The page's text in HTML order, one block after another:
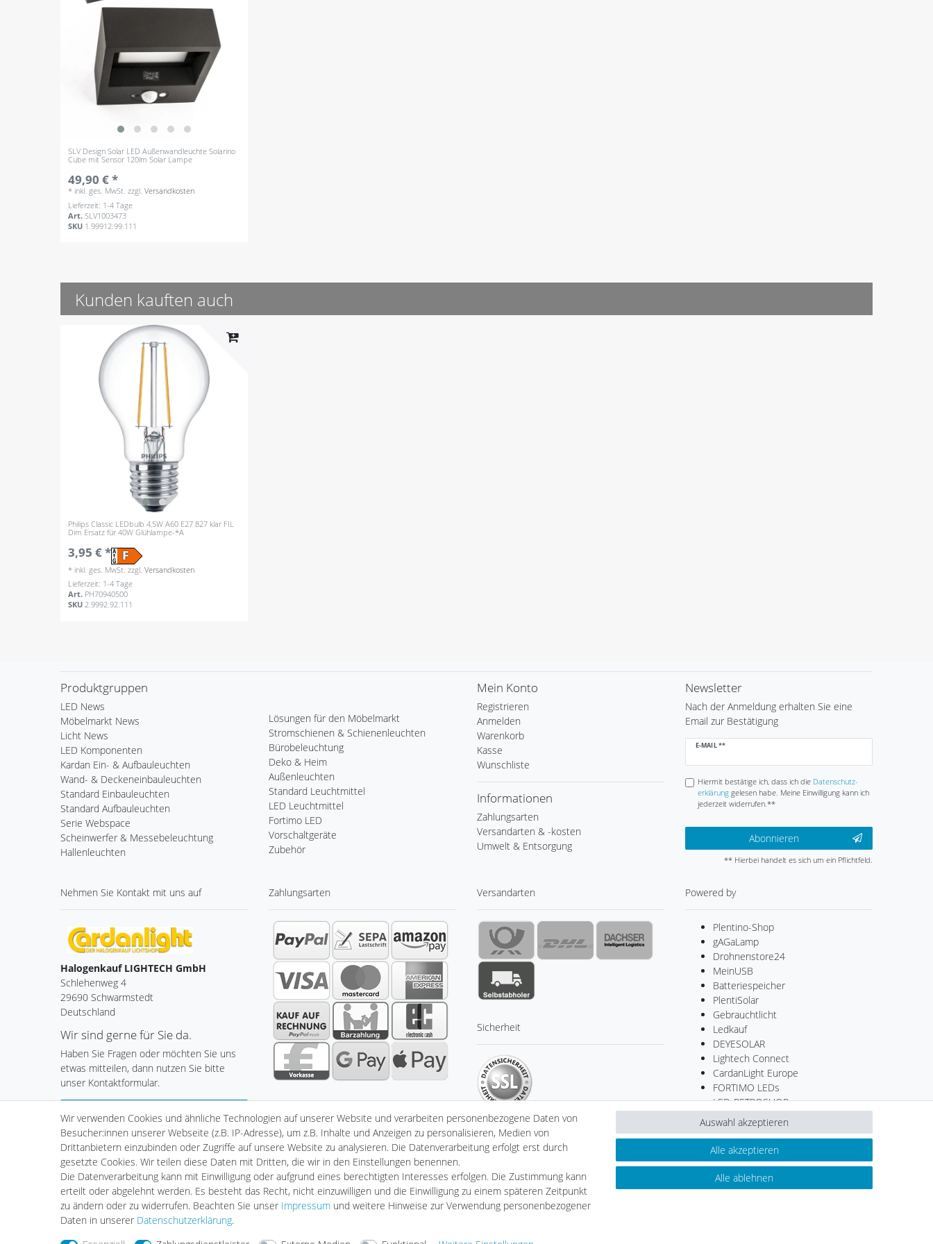
SLV Design Solar LED Außenwandleuchte Solarino
Cube mit Sensor 120lm Solar Lampe
49,90 € *
* inkl. ges. MwSt. zzgl.Versandkosten
Lieferzeit: 1-4 Tage
Art.SLV1003473
SKU 1.99912.99.111
Kunden kauften auch
Philips Classic LEDbulb 4,5W A60 E27 827 klar FIL
Dim Ersatz für 40W Glühlampe-*A
3,95 € *
* inkl. ges. MwSt. zzgl.Versandkosten
Lieferzeit: 1-4 Tage
Art. PH70940500
SKU2.9992.92.111
Produktgruppen
LED News
Möbelmarkt News
Licht News
LED Komponenten
Kardan Ein- & Aufbauleuchten
Wand- & Deckeneinbauleuchten
Standard Einbauleuchten
Standard Aufbauleuchten
Serie Webspace
Scheinwerfer & Messebeleuchtung
Hallenleuchten
Lösungen für den Möbelmarkt
Stromschienen & Schienenleuchten
Bürobeleuchtung
Deko & Heim
Außenleuchten
Standard Leuchtmittel
LED Leuchtmittel
Fortimo LED
Vorschaltgeräte
Zubehör
Mein Konto
Registrieren
Anmelden
Warenkorb
Kasse
Wunschliste
Informationen
Zahlungsarten
Versandarten & -kosten
Umwelt & Entsorgung
Newsletter
Nach der Anmeldung erhalten Sie eine
Email zur Bestätigung
E-MAIL **
Newsletter
Hiermit bestätige ich, dass ich die Daten­schutz­
erklärunggelesen habe. Meine Einwilligung kann ich
jederzeit widerrufen.**
Abonnieren
** Hierbei handelt es sich um ein Pflichtfeld.
Nehmen Sie Kontakt mit uns auf
Halogenkauf LIGHTECH GmbH
Schlehenweg 4
29690 Schwarmstedt
Deutschland
Wir sind gerne für Sie da.
Haben Sie Fragen oder möchten Sie uns
etwas mitteilen, dann nutzen Sie bitte
unser Kontaktformular.
Zum Kontaktformular
Zahlungsarten Versandarten
Sicherheit
Powered by
Plentino-Shop
gAGaLamp
Drohnenstore24
MeinUSB
Batteriespeicher
PlentiSolar
Gebrauchtlicht
Ledkauf
DEYESOLAR
Lightech Connect
CardanLight Europe
FORTIMO LEDs
LED-RETROSHOP
Wallbox24
Impressum Daten­schutz­erklärung AGB Barrierefreiheitserklärung Widerrufs­recht Kontakt
Wir verwenden Cookies und ähnliche Technologien auf unserer Website und verarbeiten personenbezogene Daten von
Besucher:innen unserer Webseite (z.B. IP-Adresse), um z.B. Inhalte und Anzeigen zu personalisieren, Medien von
Drittanbietern einzubinden oder Zugriffe auf unsere Website zu analysieren. Die Datenverarbeitung erfolgt erst durch
gesetzte Cookies. Wir teilen diese Daten mit Dritten, die wir in den Einstellungen benennen.
Die Datenverarbeitung kann mit Einwilligung oder aufgrund eines berechtigten Interesses erfolgen. Die Zustimmung kann
erteilt oder abgelehnt werden. Es besteht das Recht, nicht einzuwilligen und die Einwilligung zu einem späteren Zeitpunkt
zu ändern oder zu widerrufen. Beachten Sie unser Impressum und weitere Hinweise zur Verwendung personenbezogener
Daten in unserer Daten­schutz­erklärung.
Alle akzeptieren
Alle ablehnen
Auswahl akzeptieren